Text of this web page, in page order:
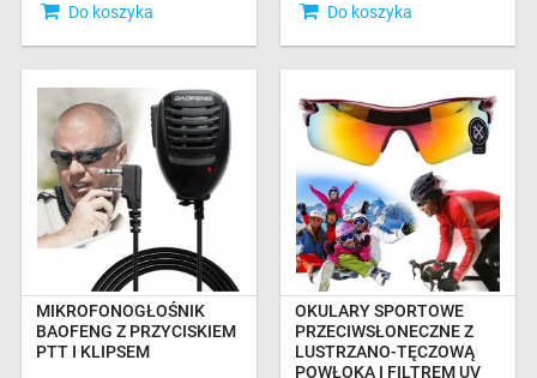
Do koszyka Do koszyka
MIKROFONOGŁOŚNIK
BAOFENG Z PRZYCISKIEM
PTT I KLIPSEM
OKULARY SPORTOWE
PRZECIWSŁONECZNE Z
LUSTRZANO-TĘCZOWĄ
POWŁOKĄ I FILTREM UV